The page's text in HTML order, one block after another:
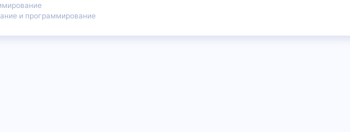
и программирование